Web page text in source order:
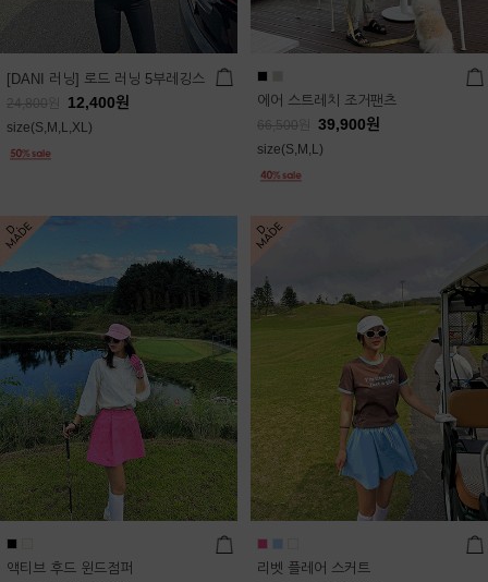
[DANI 러닝] 로드 러닝 5부레깅스
24,800 12,400원
size(S,M,L,XL)
에어 스트레치 조거팬츠
66,500 39,900원
size(S,M,L)
액티브 후드 윈드점퍼 리벳 플레어 스커트